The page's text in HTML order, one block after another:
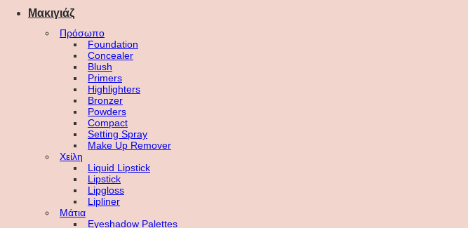
Μακιγιάζ
Πρόσωπο
Foundation
Concealer
Blush
Primers
Highlighters
Bronzer
Powders
Compact
Setting Spray
Make Up Remover
Χείλη
Liquid Lipstick
Lipstick
Lipgloss
Lipliner
Μάτια
Eyeshadow Palettes